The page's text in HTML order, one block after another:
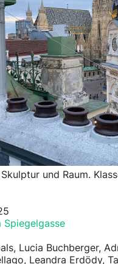
und Raum.
Spiegelgasse
Lucia Buchberger,
Leandra Erdödy,